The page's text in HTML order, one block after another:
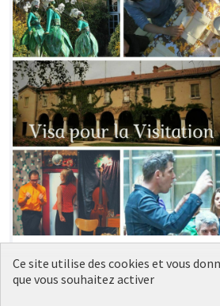
La Visitation : lieu de
transmission, fédérateur et
Ce site utilise des cookies et vous
que vous souhaitez activer